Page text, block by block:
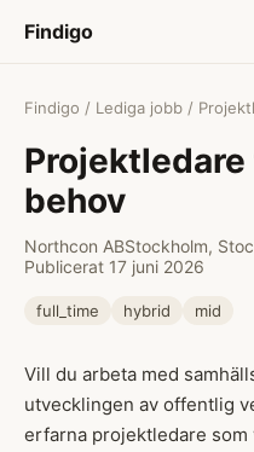
Findigo
Findigo / Lediga jobb /
behov
Northcon ABStockholm,
Publicerat 17 juni 2026
full_time hybrid mid
Vill du arbeta med
utvecklingen av offentlig
erfarna projektledare